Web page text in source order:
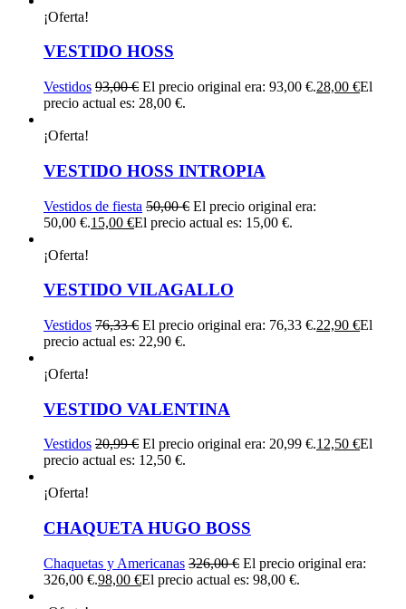
¡Oferta!
VESTIDO HOSS
Vestidos 93,00€ El precio original era: 93,00 €.28,00 €El
precio actual es: 28,00 €.
¡Oferta!
VESTIDO HOSS INTROPIA
Vestidos de fiesta 50,00€ El precio original era:
50,00 €.15,00 €El precio actual es: 15,00 €.
¡Oferta!
VESTIDO VILAGALLO
Vestidos 76,33€ El precio original era: 76,33 €.22,90 €El
precio actual es: 22,90 €.
¡Oferta!
VESTIDO VALENTINA
Vestidos 20,99€ El precio original era: 20,99 €.12,50 €El
precio actual es: 12,50 €.
¡Oferta!
CHAQUETA HUGO BOSS
Chaquetas y Americanas 326,00€ El precio original era:
326,00 €.98,00 €El precio actual es: 98,00 €.